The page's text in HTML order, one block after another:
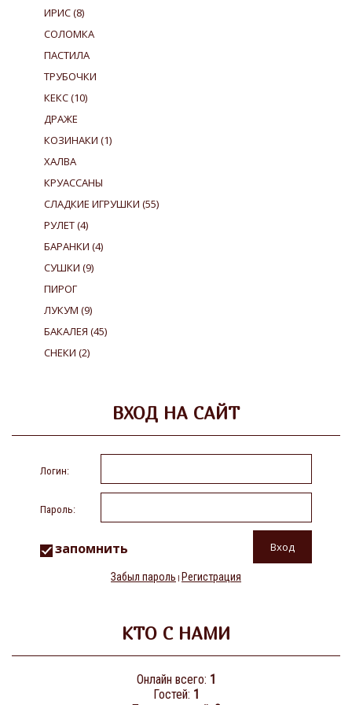
ИРИС(8)
СОЛОМКА
ПАСТИЛА
ТРУБОЧКИ
КЕКС(10)
ДРАЖЕ
КОЗИНАКИ (1)
ХАЛВА
КРУАССАНЫ
СЛАДКИЕ ИГРУШКИ (55)
РУЛЕТ(4)
БАРАНКИ (4)
СУШКИ (9)
ПИРОГ
ЛУКУМ (9)
БАКАЛЕЯ (45)
СНЕКИ (2)
ВХОД НА САЙТ
Логин:
Пароль:
запомнить
Забыл пароль | Регистрация
КТО С НАМИ
Онлайн всего: 1
Гостей: 1